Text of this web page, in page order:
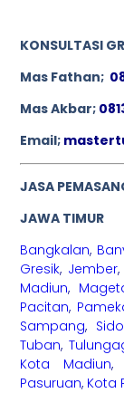
KONSULTASI
Mas Fathan;
Mas Akbar;
Email;
JASA
JAWA TIMUR
Bangkalan,
Gresik, Jember,
Madiun,
Pacitan,
Sampang,
Tuban,
Kota Madiun,
Pasuruan, Kota